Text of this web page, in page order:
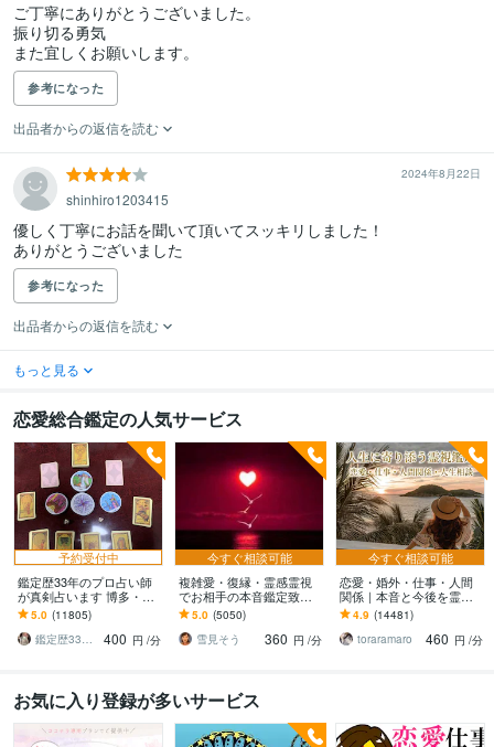
ご丁寧にありがとうございました。
振り切る勇気
また宜しくお願いします。
参考になった
出品者からの返信を読む
2024年8月22日
shinhiro1203415
優しく丁寧にお話を聞いて頂いてスッキリしました！
ありがとうございました
参考になった
出品者からの返信を読む
もっと見る
恋愛総合鑑定の人気サービス
予約受付中
鑑定歴33年のプロ占い師
が真剣占います 博多・廓
屋の純血統占い祈願師
雷鳥
5.0 (11805)
鑑定歴33年のプロ占い師 雷鳥
400 円 /分
今すぐ相談可能
複雑愛・復縁・霊感霊視
でお相手の本音鑑定致し
ます 降りて来た言葉をそ
のままお伝えします。
5.0 (5050)
雪見そう
360 円 /分
今すぐ相談可能
恋愛・婚外・仕事・人間
関係｜本音と今後を霊視
ます 現実重視の鑑定｜本
質と今後の行動を具体的
にお伝えします
4.9 (14481)
toraramaro
460 円 /分
お気に入り登録が多いサービス